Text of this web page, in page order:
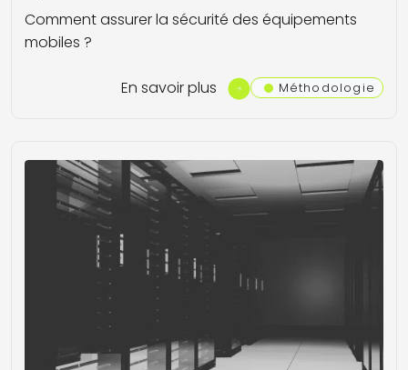
Comment assurer la sécurité des équipements
mobiles ?
En savoir plus Méthodologie